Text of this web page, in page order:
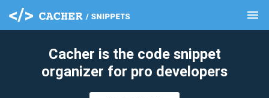
menu
Cacher is the code snippet
organizer for pro developers
clear